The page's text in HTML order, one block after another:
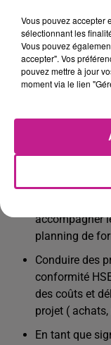
OHSAS18001/
en tant
de
Identifier,
travail,
En
accompagner
planning de
Conduire des
conformité
des coûts et
projet (
En tant que
Vous pouvez accepter
sélectionnant les
Vous pouvez
accepter". Vos
pouvez mettre à jour
moment via le lien